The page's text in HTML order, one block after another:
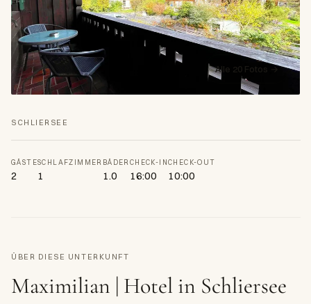
Alle 20 Fotos →
SCHLIERSEE
GÄSTE
2
SCHLAFZIMMER
1
BÄDER
1.0
CHECK-IN
16:00
CHECK-OUT
10:00
ÜBER DIESE UNTERKUNFT
Maximilian | Hotel in Schliersee